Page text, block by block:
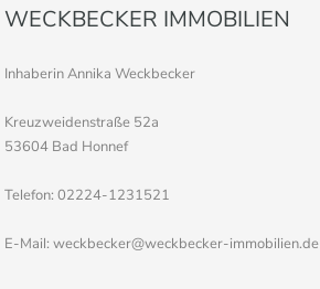
WECKBECKER IMMOBILIEN
Inhaberin Annika Weckbecker
Kreuzweidenstraße 52a
53604 Bad Honnef
Telefon: 02224-1231521
E-Mail: weckbecker@weckbecker-immobilien.de